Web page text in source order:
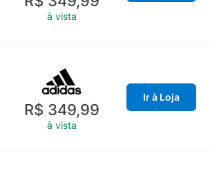
à vista
R$ 349,99
à vista
Ir à Loja